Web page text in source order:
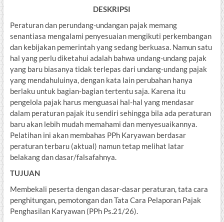
DESKRIPSI
Peraturan dan perundang-undangan pajak memang
senantiasa mengalami penyesuaian mengikuti perkembangan
dan kebijakan pemerintah yang sedang berkuasa. Namun satu
hal yang perlu diketahui adalah bahwa undang-undang pajak
yang baru biasanya tidak terlepas dari undang-undang pajak
yang mendahuluinya, dengan kata lain perubahan hanya
berlaku untuk bagian-bagian tertentu saja. Karena itu
pengelola pajak harus menguasai hal-hal yang mendasar
dalam peraturan pajak itu sendiri sehingga bila ada peraturan
baru akan lebih mudah memahami dan menyesuaikannya.
Pelatihan ini akan membahas PPh Karyawan berdasar
peraturan terbaru (aktual) namun tetap melihat latar
belakang dan dasar/falsafahnya.
TUJUAN
Membekali peserta dengan dasar-dasar peraturan, tata cara
penghitungan, pemotongan dan Tata Cara Pelaporan Pajak
Penghasilan Karyawan (PPh Ps.21/26).